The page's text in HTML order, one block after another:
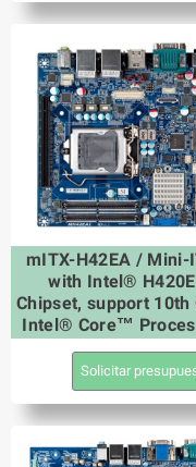
mITX-H42EA / Mini-
with Intel® H420E
Chipset, support 10th
Intel® Core™
Solicitar